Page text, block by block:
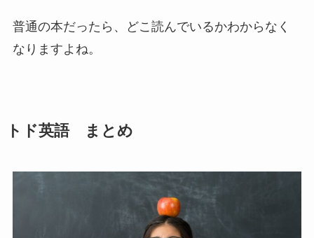
普通の本だったら、どこ読んでいるかわからなく
なりますよね。
トド英語 まとめ